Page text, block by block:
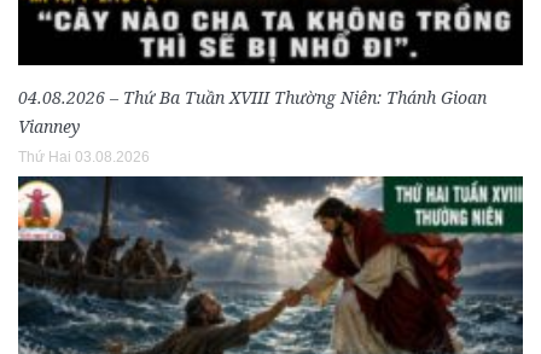
04.08.2026 – Thứ Ba Tuần XVIII Thường Niên: Thánh Gioan
Vianney
Thứ Hai 03.08.2026